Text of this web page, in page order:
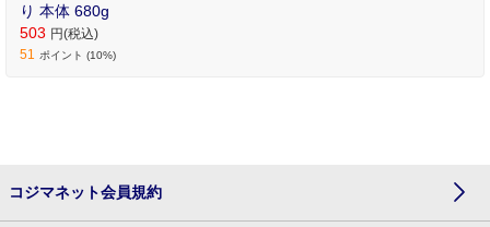
り 本体 680g
503 円(税込)
51
ポイント (10%)
コジマネット会員規約